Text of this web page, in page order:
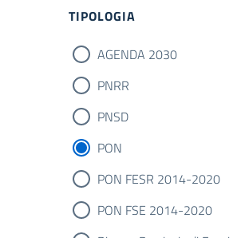
Filtri
TIPOLOGIA
AGENDA 2030
PNRR
PNSD
PON
PON FESR 2014-2020
PON FSE 2014-2020